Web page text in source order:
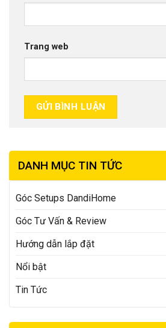
Trang web
DANH MỤC TIN TỨC
Góc Setups DandiHome
Góc Tư Vấn & Review
Hướng dẫn lắp đặt
Nổi bật
Tin Tức